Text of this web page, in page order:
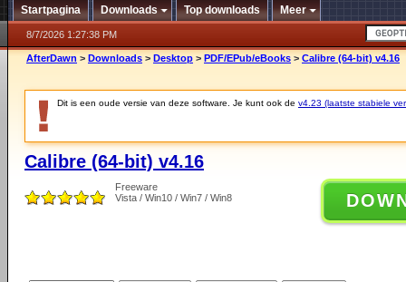
Startpagina Downloads Top downloads Meer
8/7/2026 1:27:38 PM
AfterDawn > Downloads > Desktop > PDF/EPub/eBooks > Calibre (64-bit) v4.16
Dit is een oude versie van deze software. Je kunt ook de v4.23 (laatste stabiele
Calibre (64-bit) v4.16
Freeware
Vista / Win10 / Win7 / Win8